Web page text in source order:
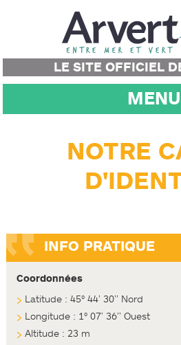
LE SITE OFFICIEL
MENU
NOTRE
INFO PRATIQUE
Coordonnées
Latitude : 45° 44’ 30’’ Nord
Longitude : 1° 07’ 36’’ Ouest
Altitude : 23 m